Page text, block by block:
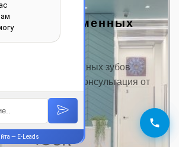
временных
временных зубов
Цена от, грн. Консультация от